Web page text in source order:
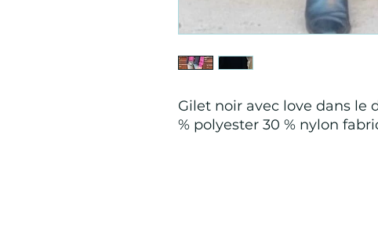
Gilet noir avec love dans le
% polyester 30 % nylon